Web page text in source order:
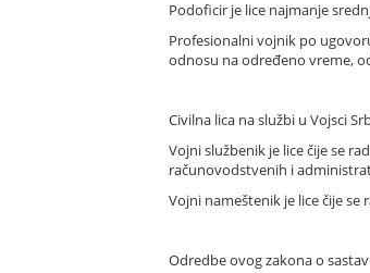
Podoficir je lice najmanje
Profesionalni vojnik po
odnosu na određeno vreme,
Civilna lica na službi u Vojsci
Vojni službenik je lice čije se
računovodstvenih i
Vojni nameštenik je lice čije
Odredbe ovog zakona o